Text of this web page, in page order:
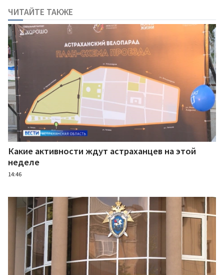
ЧИТАЙТЕ ТАКЖЕ
Какие активности ждут астраханцев на этой
неделе
14:46